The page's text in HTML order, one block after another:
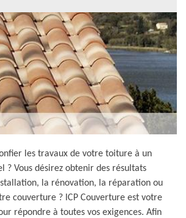
les travaux de votre toiture à un
? Vous désirez obtenir des résultats
la rénovation, la réparation ou
couverture ? ICP Couverture est votre
répondre à toutes vos exigences. Afin